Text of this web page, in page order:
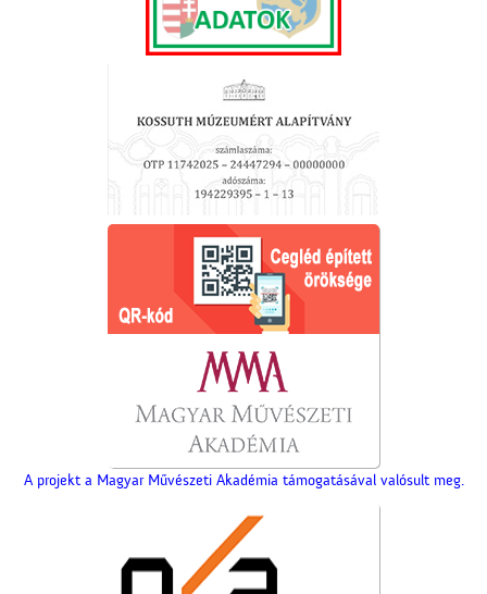
A projekt a Magyar Művészeti Akadémia támogatásával valósult meg.